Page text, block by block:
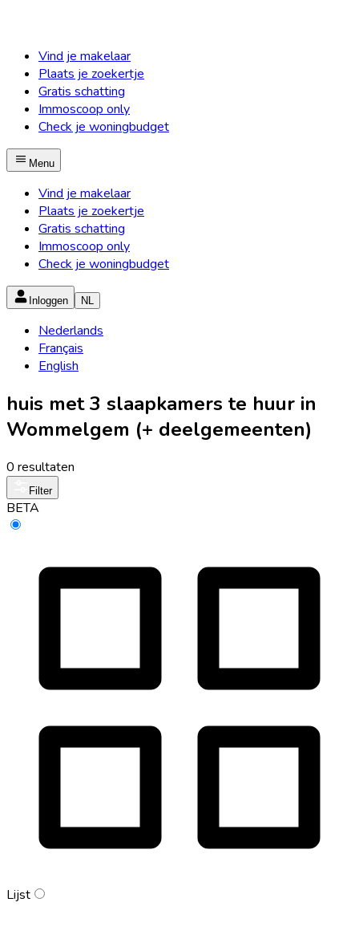
Vind je makelaar
Plaats je zoekertje
Gratis schatting
Immoscoop only
Check je woningbudget
Menu
Vind je makelaar
Plaats je zoekertje
Gratis schatting
Immoscoop only
Check je woningbudget
Inloggen NL
Nederlands
Français
English
huis met 3 slaapkamers te huur in
Wommelgem (+ deelgemeenten)
0 resultaten
Filter
BETA
Lijst